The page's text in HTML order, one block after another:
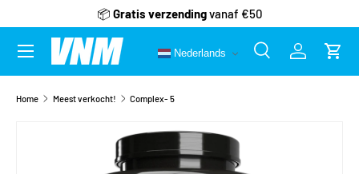
Ga naar inhoud
📦 Gratis verzendingvanaf €50
Zoeken
ZoekenInloggen
Nederlands
Menu
Home Meest verkocht! Complex- 5